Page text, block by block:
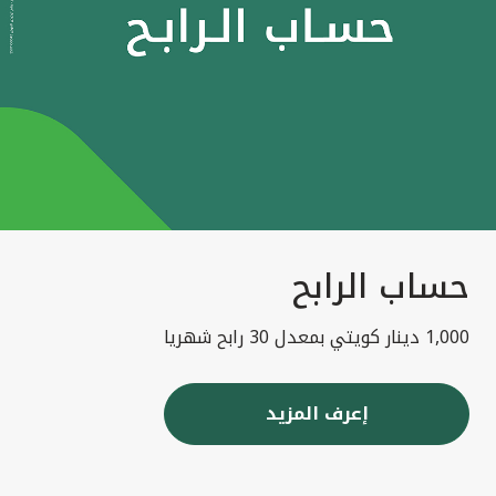
حساب الرابح
1,000 دينار كويتي بمعدل 30 رابح شهريا
إعرف المزيد